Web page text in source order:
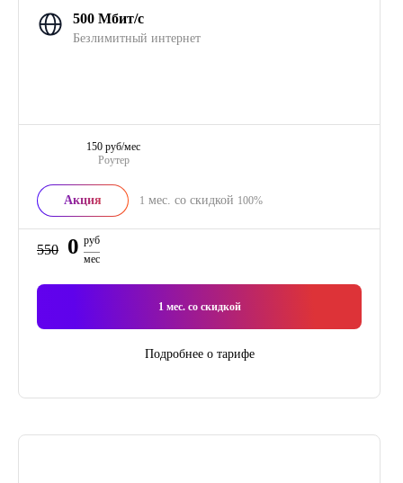
500 Мбит/с
Безлимитный интернет
Роутер
150 руб/мес
Акция 1 мес. со скидкой 100%
550 0 руб
мес
1мес. со скидкой
Подробнее о тарифе